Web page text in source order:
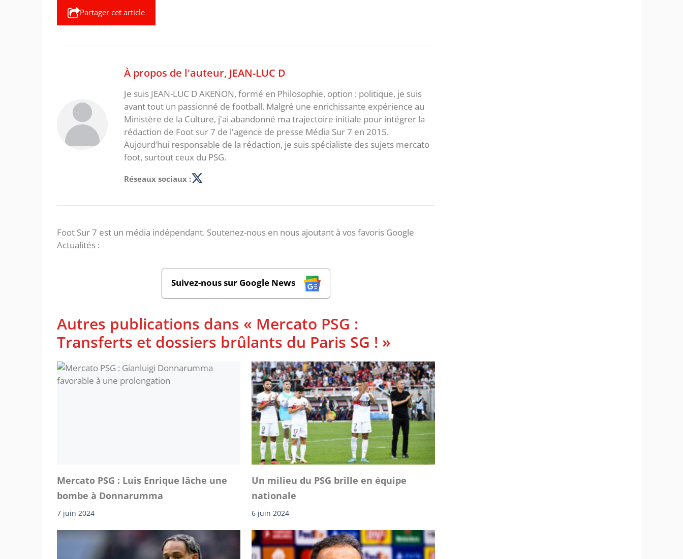
Partager cet article
À propos de l'auteur, JEAN-LUC D
Je suis JEAN-LUC D AKENON, formé en Philosophie, option : politique, je suis
avant tout un passionné de football. Malgré une enrichissante expérience au
Ministère de la Culture, j'ai abandonné ma trajectoire initiale pour intégrer la
rédaction de Foot sur 7 de l'agence de presse Média Sur 7 en 2015.
Aujourd’hui responsable de la rédaction, je suis spécialiste des sujets mercato
foot, surtout ceux du PSG.
Réseaux sociaux :
Foot Sur 7 est un média indépendant. Soutenez-nous en nous ajoutant à vos favoris Google
Actualités :
Suivez-nous sur Google News
Autres publications dans « Mercato PSG :
Transferts et dossiers brûlants du Paris SG ! »
Mercato PSG : Luis Enrique lâche une
bombe à Donnarumma
7 juin 2024
Un milieu du PSG brille en équipe
nationale
6 juin 2024